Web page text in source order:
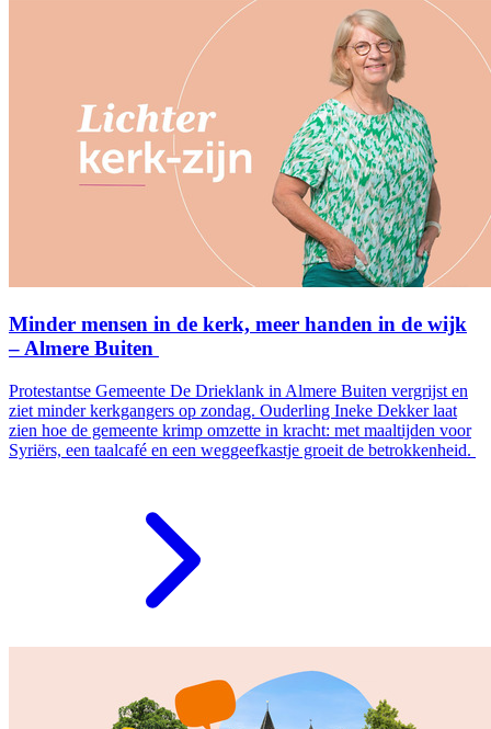
Minder mensen in de kerk, meer handen in de wijk
– Almere Buiten
Protestantse Gemeente De Drieklank in Almere Buiten vergrijst en
ziet minder kerkgangers op zondag. Ouderling Ineke Dekker laat
zien hoe de gemeente krimp omzette in kracht: met maaltijden voor
Syriërs, een taalcafé en een weggeefkastje groeit de betrokkenheid.